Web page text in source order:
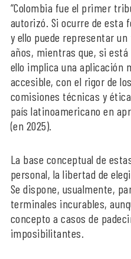
“Colombia fue el primer
autorizó. Si ocurre de esta
y ello puede representar
años, mientras que, si
ello implica una aplicación
accesible, con el rigor de
comisiones técnicas y
país latinoamericano en
(en 2025).
La base conceptual de
personal, la libertad de
Se dispone, usualmente,
terminales incurables,
concepto a casos de
imposibilitantes.